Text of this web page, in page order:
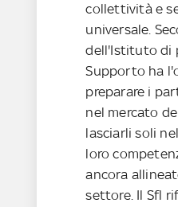
collettività e
universale.
dell'Istituto di
Supporto ha
preparare i
nel mercato
lasciarli soli
loro
ancora
settore. Il Sfl